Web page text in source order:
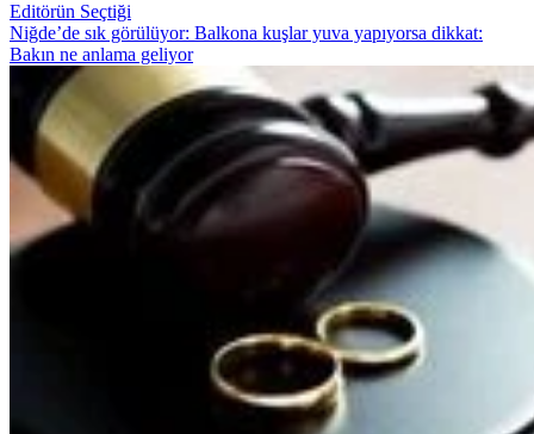
Editörün Seçtiği
Niğde’de sık görülüyor: Balkona kuşlar yuva yapıyorsa dikkat:
Bakın ne anlama geliyor